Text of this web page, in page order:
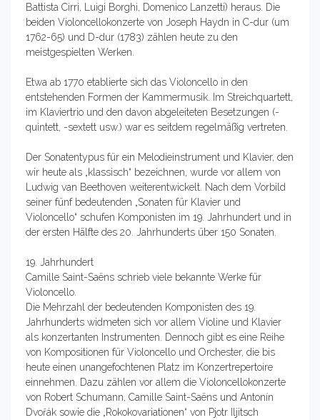
Battista Cirri, Luigi Borghi, Domenico Lanzetti) heraus. Die
beiden Violoncellokonzerte von Joseph Haydn in C-dur (um
1762-65) und D-dur (1783) zählen heute zu den
meistgespielten Werken.
Etwa ab 1770 etablierte sich das Violoncello in den
entstehenden Formen der Kammermusik. Im Streichquartett,
im Klaviertrio und den davon abgeleiteten Besetzungen (-
quintett, -sextett usw.) war es seitdem regelmäßig vertreten.
Der Sonatentypus für ein Melodieinstrument und Klavier, den
wir heute als „klassisch“ bezeichnen, wurde vor allem von
Ludwig van Beethoven weiterentwickelt. Nach dem Vorbild
seiner fünf bedeutenden „Sonaten für Klavier und
Violoncello“ schufen Komponisten im 19. Jahrhundert und in
der ersten Hälfte des 20. Jahrhunderts über 150 Sonaten.
19. Jahrhundert
Camille Saint-Saëns schrieb viele bekannte Werke für
Violoncello.
Die Mehrzahl der bedeutenden Komponisten des 19.
Jahrhunderts widmeten sich vor allem Violine und Klavier
als konzertanten Instrumenten. Dennoch gibt es eine Reihe
von Kompositionen für Violoncello und Orchester, die bis
heute einen unangefochtenen Platz im Konzertrepertoire
einnehmen. Dazu zählen vor allem die Violoncellokonzerte
von Robert Schumann, Camille Saint-Saëns und Antonín
Dvořák sowie die „Rokokovariationen“ von Pjotr Iljitsch